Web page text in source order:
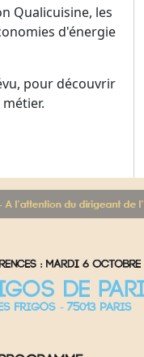
Qualicuisine, les
d'énergie
pour découvrir